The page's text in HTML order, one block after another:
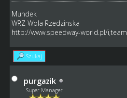
Mundek
WRZ Wola Rzedzinska
http://www.speedway-world.pl/i,team
Szukaj
purgazik
Super Manager